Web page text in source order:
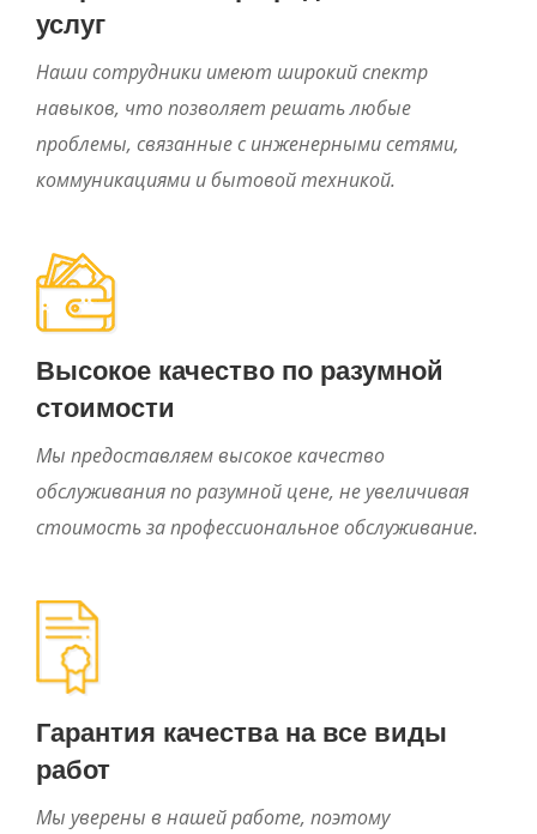
услуг
Наши сотрудники имеют широкий спектр
навыков, что позволяет решать любые
проблемы, связанные с инженерными сетями,
коммуникациями и бытовой техникой.
Высокое качество по разумной
стоимости
Мы предоставляем высокое качество
обслуживания по разумной цене, не увеличивая
стоимость за профессиональное обслуживание.
Гарантия качества на все виды
работ
Мы уверены в нашей работе, поэтому